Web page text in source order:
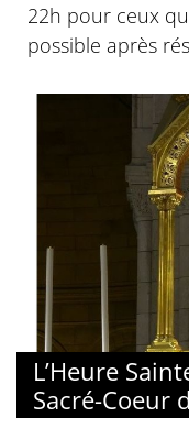
22h pour ceux
possible après
L’Heure
Sacré-Coeur